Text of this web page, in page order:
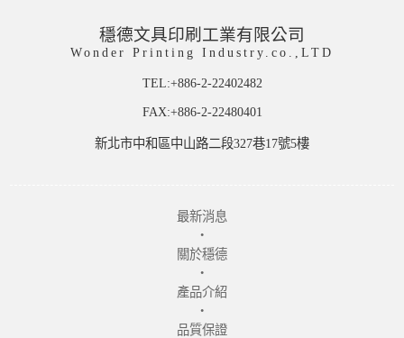
穩德文具印刷工業有限公司
Wonder Printing Industry.co.,LTD
TEL:+886-2-22402482
FAX:+886-2-22480401
新北市中和區中山路二段327巷17號5樓
最新消息
‧
關於穩德
‧
產品介紹
‧
品質保證